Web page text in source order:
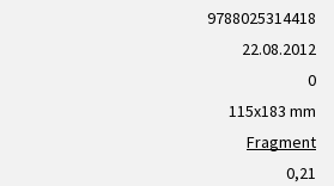
9788025314418
22.08.2012
0
115x183 mm
Fragment
0,21